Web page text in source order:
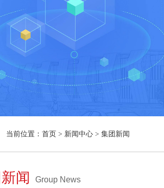
当前位置： 首页 > 新闻中心 > 集团新闻
闻 Group News